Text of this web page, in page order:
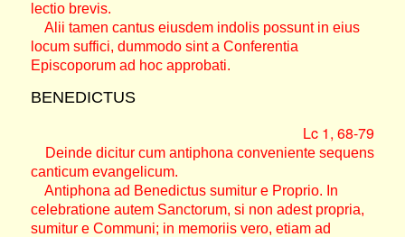
lectio brevis.
Alii tamen cantus eiusdem indolis possunt in eius
locum suffici, dummodo sint a Conferentia
Episcoporum ad hoc approbati.
BENEDICTUS
Lc 1, 68-79
Deinde dicitur cum antiphona conveniente sequens
canticum evangelicum.
Antiphona ad Benedictus sumitur e Proprio. In
celebratione autem Sanctorum, si non adest propria,
sumitur e Communi; in memoriis vero, etiam ad